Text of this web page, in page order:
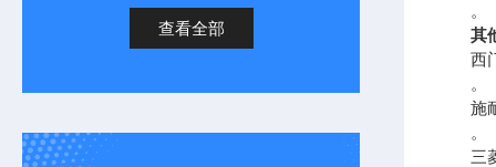
查看全部
。
其
西
。
施
。
三